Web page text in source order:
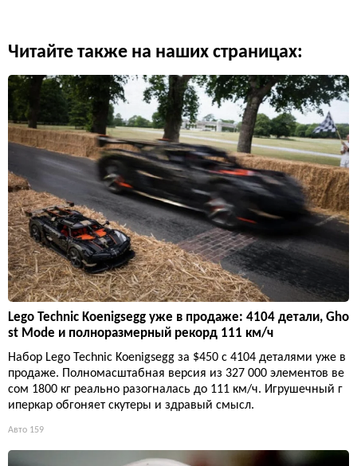
Читайте также на наших страницах:
Lego Technic Koenigsegg уже в продаже: 4104 детали, Gho
st Mode и полноразмерный рекорд 111 км/ч
Набор Lego Technic Koenigsegg за $450 с 4104 деталями уже в
продаже. Полномасштабная версия из 327 000 элементов ве
сом 1800 кг реально разогналась до 111 км/ч. Игрушечный г
иперкар обгоняет скутеры и здравый смысл.
Авто 159